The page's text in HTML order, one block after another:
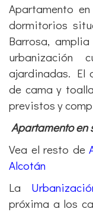
Apartamento en
dormitorios
Barrosa,
urbanización
ajardinadas. El
de cama y
previstos y
Apartamento en
Vea el resto de
Alcotán
La
próxima a los